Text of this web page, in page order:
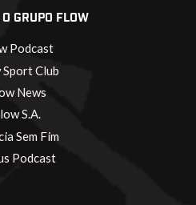
GRUPO FLOW
Podcast
Sport Club
News
S.A.
Sem Fim
Podcast